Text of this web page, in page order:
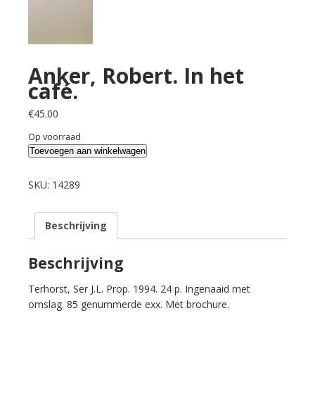
Anker, Robert. In het
café.
€45.00
Op voorraad
Anker,
In
café.
aantal
Toevoegen aan winkelwagen
SKU: 14289
Beschrijving
Beschrijving
Terhorst, Ser J.L. Prop. 1994. 24 p. Ingenaaid met
omslag. 85 genummerde exx. Met brochure.